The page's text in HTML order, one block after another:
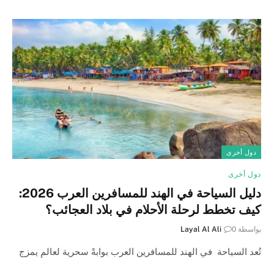
دول أخرى
دول أخرى
دليل السياحة في الهند للمسافرين العرب 2026:
كيف تخطط لرحلة الأحلام في بلاد العجائب؟
بواسطة Layal Al Ali 0
تُعد السياحة في الهند للمسافرين العرب بوابةً سحرية لعالمٍ يمزج